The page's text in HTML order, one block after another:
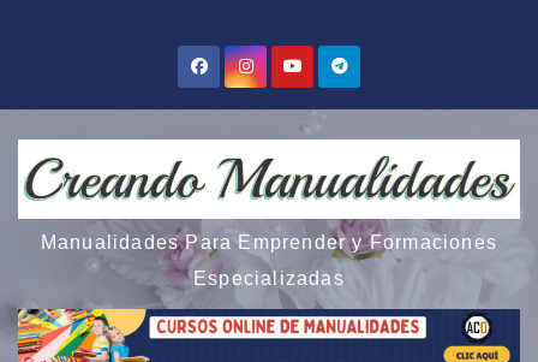
Manualidades Para Emprender y Formaciones
Especializadas